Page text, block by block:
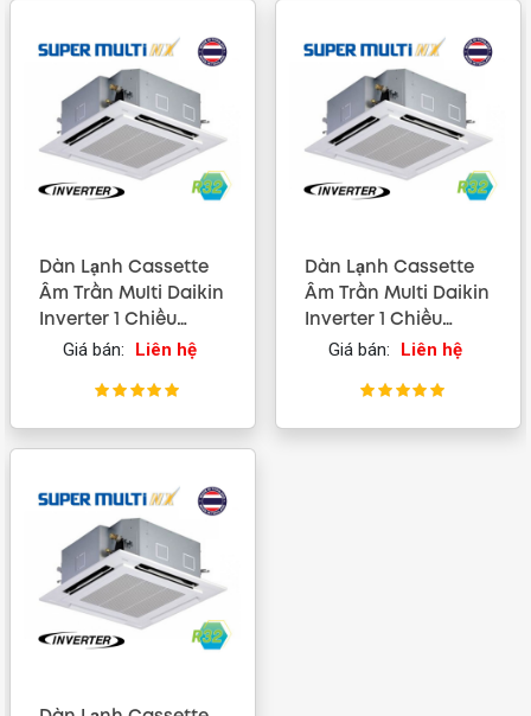
Dàn Lạnh Cassette
Âm Trần Multi Daikin
Inverter 1 Chiều
18.000 BTU
Giá bán: Liên hệ
Dàn Lạnh Cassette
Âm Trần Multi Daikin
Inverter 1 Chiều
12.000 BTU
Giá bán: Liên hệ